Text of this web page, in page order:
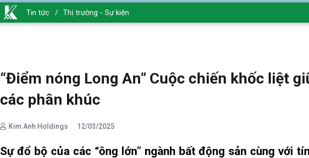
Tin tức / Thị trường - Sự kiện
“Điểm nóng Long An” Cuộc chiến khốc liệt
các phân khúc
Kim Anh Holdings 12/03/2025
Sự đổ bộ của các “ông lớn” ngành bất động sản cùng với